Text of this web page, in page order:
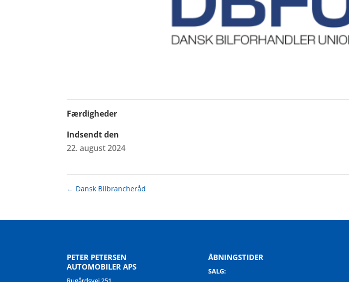
Færdigheder
Indsendt den
22. august 2024
← Dansk Bilbrancheråd
PETER PETERSEN
AUTOMOBILER APS
ÅBNINGSTIDER
SALG: